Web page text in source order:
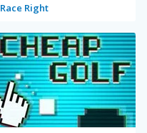
Race Right